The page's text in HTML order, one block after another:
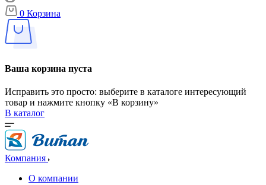
0 Корзина
Ваша корзина пуста
Исправить это просто: выберите в каталоге интересующий
товар и нажмите кнопку «В корзину»
В каталог
Компания
О компании